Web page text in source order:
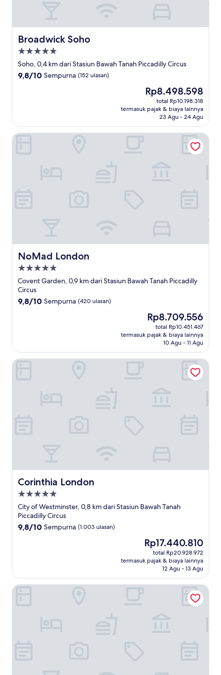
Broadwick Soho
Broadwick Soho
Properti
bintang
5.0
Soho, 0,4 km dari Stasiun Bawah Tanah Piccadilly Circus
9.8
9,8/10 Sempurna (152 ulasan)
Harga
sekarang
Rp8.498.598
Rp8.498.598
total Rp10.198.318
termasuk pajak & biaya lainnya
23 Agu - 24 Agu
NoMad London
NoMad London
Properti
bintang
5.0
Covent Garden, 0,9 km dari Stasiun Bawah Tanah Piccadilly
Circus
9.8
9,8/10 Sempurna (420 ulasan)
Harga
sekarang
Rp8.709.556
Rp8.709.556
total Rp10.451.467
termasuk pajak & biaya lainnya
10 Agu - 11 Agu
NoMad London
Corinthia London
Corinthia London
Properti
bintang
5.0
City of Westminster, 0,8 km dari Stasiun Bawah Tanah
Piccadilly Circus
9.8
9,8/10 Sempurna (1.003 ulasan)
Harga
sekarang
Rp17.440.810
Rp17.440.810
total Rp20.928.972
termasuk pajak & biaya lainnya
12 Agu - 13 Agu
Corinthia London
Ham Yard Hotel, Firmdale Hotels